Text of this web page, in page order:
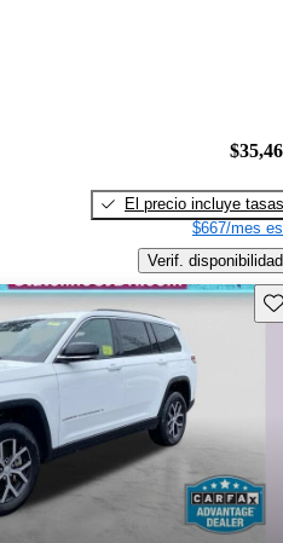
El precio incluye tasas
$667/mes
Verif. disponibilidad